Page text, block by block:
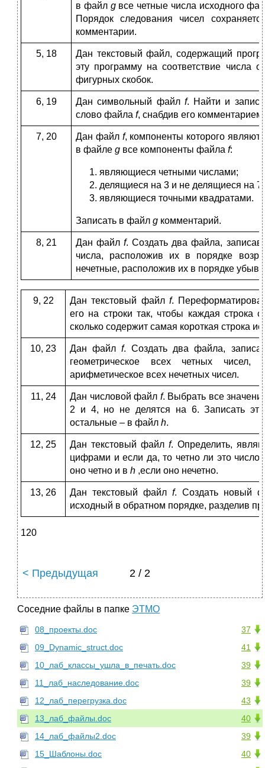
в файл gвсе четные числа исходного
Порядок следования чисел
комментарии.
5, 18
Дан текстовый файл, содержащий
эту программу на соответствие числа
фигурных скобок.
6, 19 Дан символьный файл f. Найти и
слово файла f, снабдив его комментарием.
7, 20 Дан файл f, компоненты которого
в файле g все компоненты файла f:
являющиеся четными числами;
делящиеся на 3 и не делящиеся на 7;
являющиеся точными квадратами.
Записать в файл g комментарий.
8, 21 Дан файлf. Создать два файла,
числа, расположив их в порядке
нечетные, расположив их в порядке
9, 22 Дан текстовый файл f.
его на строки так, чтобы каждая строка
сколько содержит самая короткая строка
10, 23 Дан файлf. Создать два файла,
геометрическое всех четных
арифметическое всех нечетных чисел.
11, 24 Дан числовой файл f. Выбрать все
2 и 4, но не делятся на 6. Записать
остальные – в файл h.
12, 25 Дан текстовый файл f. Определить,
цифрами и если да, то четно ли это
оно четно и в h ,если оно нечетно.
13, 26 Дан текстовый файл f. Создать новый
исходный в обратном порядке, разделив
120
< Предыдущая 2 / 2
Соседние файлы в папке ЭТМО
37
08_проекты.doc
41
09_Dynamic_struct.doc
39
10_лаб_классы_ушла_в_печать.doc
39
11_лаб_наследование.doc
43
12_лаб_перегрузка.doc
40
13_лаб_файлы.doc
39
14_лаб_файлы2.doc
40
15_Шаблоны.doc